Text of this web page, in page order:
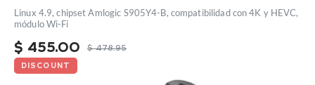
Linux 4.9, chipset Amlogic S905Y4-B, compatibilidad con 4K y HEVC,
módulo Wi-Fi
$ 455.00 $478.95
DISCOUNT